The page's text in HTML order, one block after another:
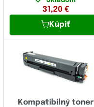
31,20 €
Kúpiť
Kompatibilný toner